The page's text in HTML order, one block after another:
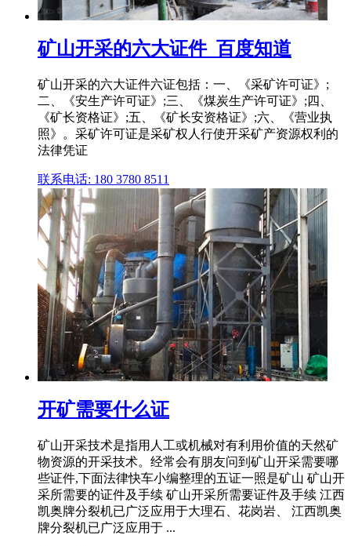
矿山开采的六大证件_百度知道
矿山开采的六大证件六证包括：一、《采矿许可证》;
二、《安生产许可证》;三、《煤炭生产许可证》;四、
《矿长资格证》;五、《矿长安资格证》;六、《营业执
照》。采矿许可证是采矿权人行使开采矿产资源权利的
法律凭证
联系电话: 180 3780 8511
开矿需要什么证
矿山开采技术是指用人工或机械对有利用价值的天然矿
物资源的开采技术。经常会有朋友问到矿山开采需要哪
些证件,下面法律快车小编整理的五证一照是矿山 矿山开
采所需要的证件及手续 矿山开采所需要证件及手续 江西
凯奥牌分裂机已广泛应用于大理石、花岗岩、 江西凯奥
牌分裂机已广泛应用于 ...